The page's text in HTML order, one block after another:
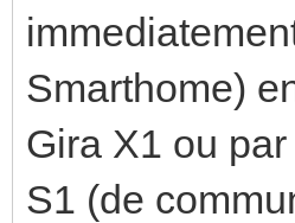
Smarthome)
Gira X1 ou
S1 (de